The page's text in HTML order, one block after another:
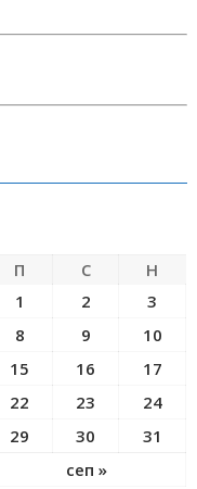
П С Н
сеп »
1 2
3
8 9
10
15 16
17
22 23
24
29 30 31